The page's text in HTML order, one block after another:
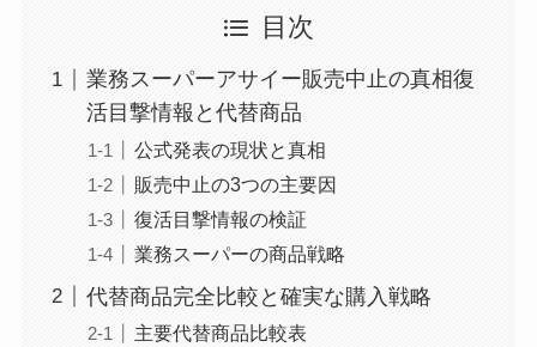
目次
業務スーパーアサイー販売中止の真相復
活目撃情報と代替商品
公式発表の現状と真相
販売中止の3つの主要因
復活目撃情報の検証
業務スーパーの商品戦略
代替商品完全比較と確実な購入戦略
主要代替商品比較表